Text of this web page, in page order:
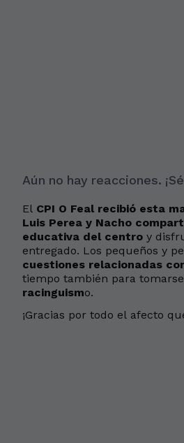
Aún no hay reacciones.
El CPI O Feal recibió esta
Luis Perea y Nacho
educativa del centro y
entregado. Los pequeños y
cuestiones relacionadas
tiempo también para
racinguismo.
¡Gracias por todo el afecto